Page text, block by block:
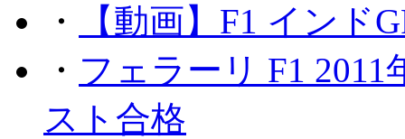
・
【動画】F1 インド
・ フェラーリ F1
スト合格